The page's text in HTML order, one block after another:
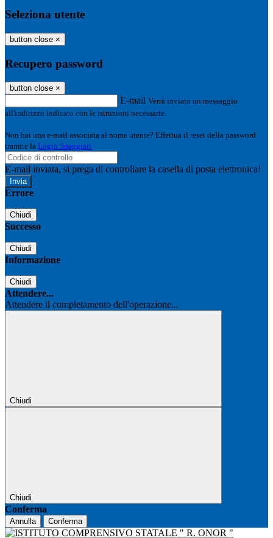
Seleziona utente
button close ×
Recupero password
button close ×
E-mail Verrà inviato un messaggio
all'indirizzo indicato con le istruzioni necessarie.
Non hai una e-mail associata al nome utente? Effettua il reset della password
tramite la Login Spaggiari
E-mail inviata, si prega di controllare la casella di posta elettronica!
Errore
Chiudi
Successo
Chiudi
Informazione
Chiudi
Attendere...
Attendere il completamento dell'operazione...
Chiudi
Chiudi
Conferma
Annulla Conferma